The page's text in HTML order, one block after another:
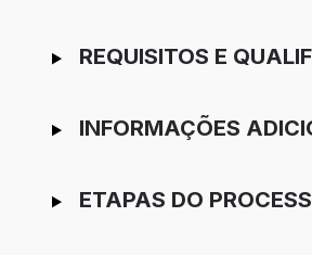
REQUISITOS E
INFORMAÇÕES
ETAPAS DO